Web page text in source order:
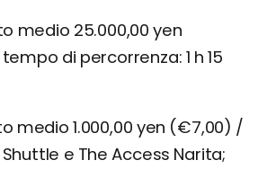
medio 25.000,00 yen
di percorrenza: 1 h 15
medio 1.000,00 yen (€7,00) /
e The Access Narita;